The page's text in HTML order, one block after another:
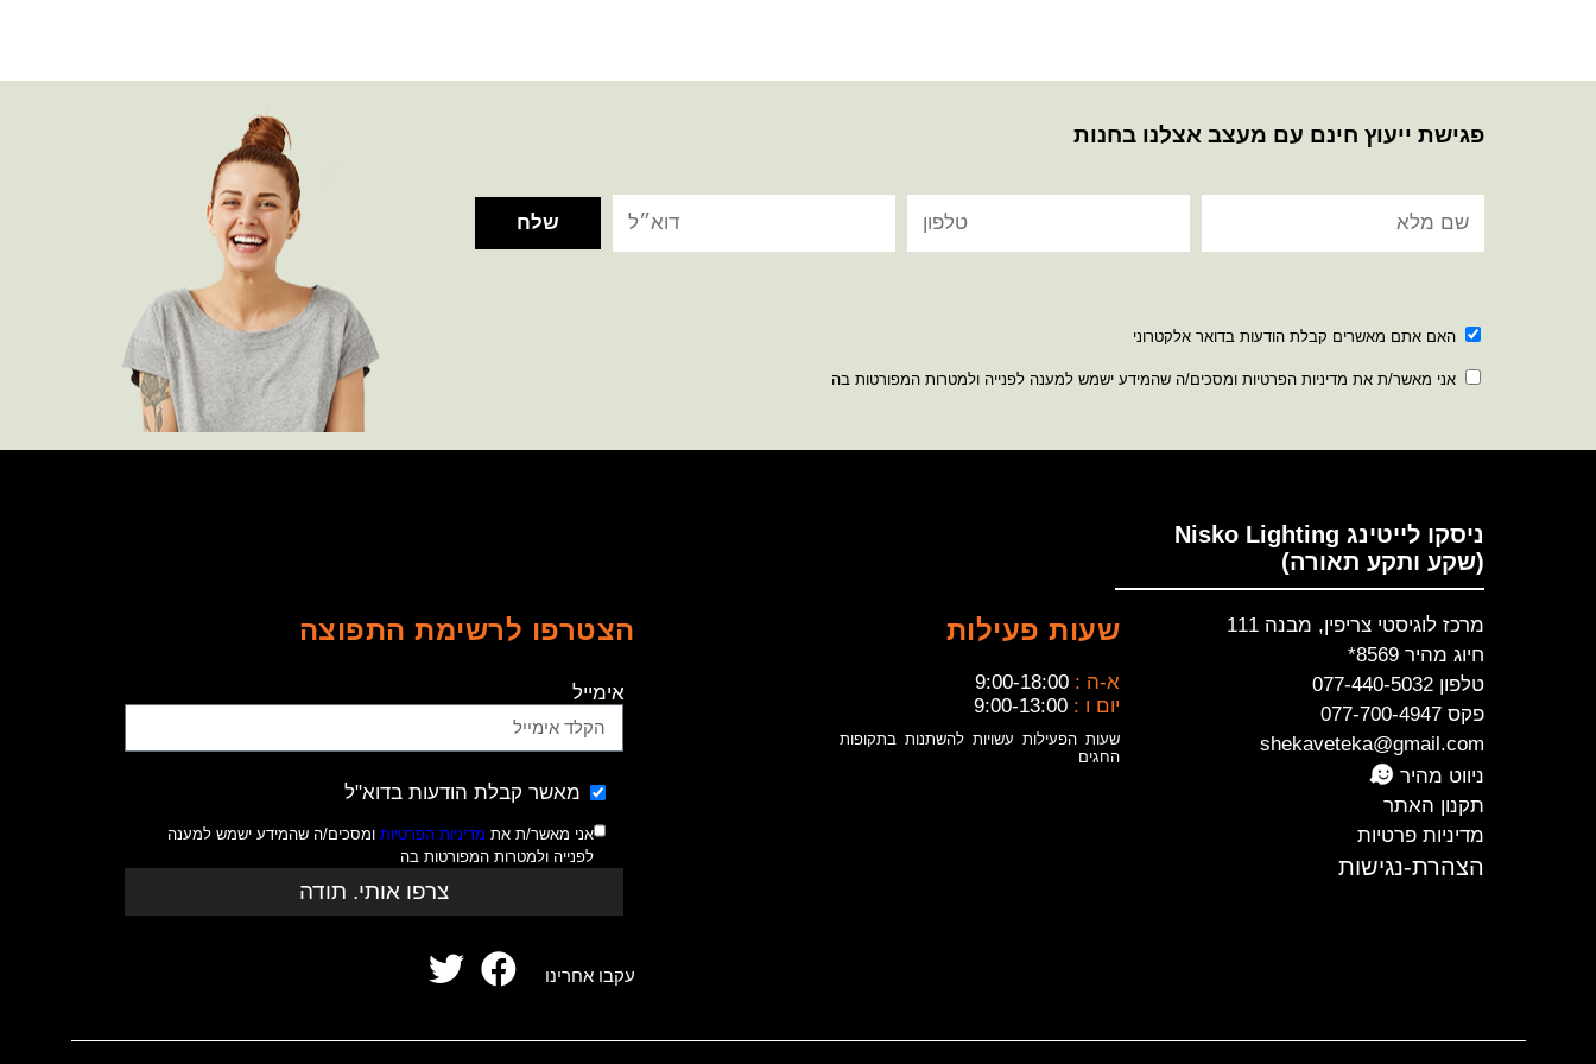
פגישת ייעוץ חינם עם מעצב אצלנו בחנות
האם אתם מאשרים קבלת הודעות בדואר אלקטרוני
אני מאשר/ת את מדיניות הפרטיות ומסכים/ה שהמידע ישמש למענה לפנייה ולמטרות המפורטות בה
ניסקו לייטינג Nisko Lighting
(שקע ותקע תאורה)
מרכז לוגיסטי צריפין, מבנה 111
חיוג מהיר 8569*
טלפון 077-440-5032
פקס 077-700-4947
shekaveteka@gmail.com
ניווט מהיר
תקנון האתר
מדיניות פרטיות
הצהרת-נגישות
שעות פעילות
א-ה : 9:00-18:00
יום ו : 9:00-13:00
שעות הפעילות עשויות להשתנות בתקופות
החגים
הצטרפו לרשימת התפוצה
אימייל
מאשר קבלת הודעות בדוא"ל
אני מאשר/ת את מדיניות הפרטיותומסכים/ה שהמידע ישמש למענה
לפנייה ולמטרות המפורטות בה
צרפו אותי. תודה
עקבו אחרינו